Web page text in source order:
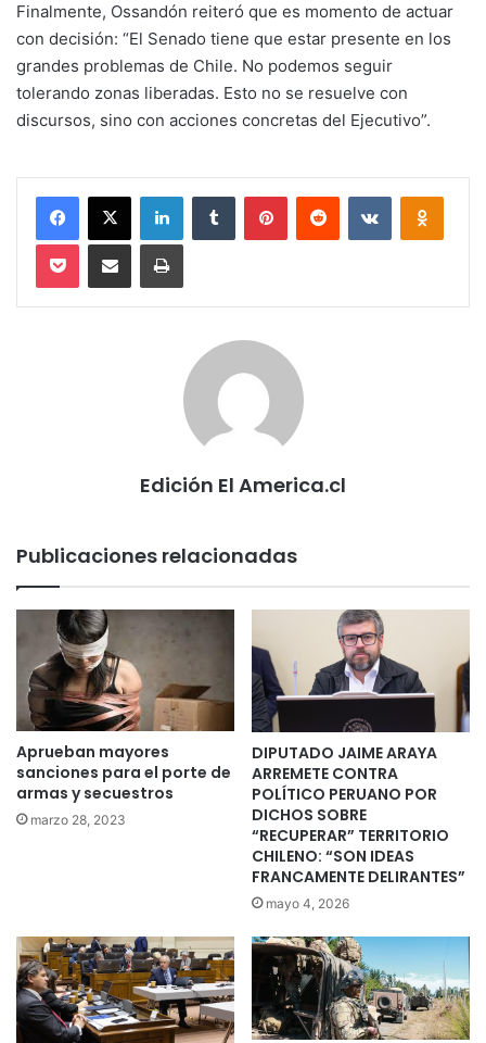
Finalmente, Ossandón reiteró que es momento de actuar
con decisión: “El Senado tiene que estar presente en los
grandes problemas de Chile. No podemos seguir
tolerando zonas liberadas. Esto no se resuelve con
discursos, sino con acciones concretas del Ejecutivo”.
Facebook
X LinkedInTumblr PinterestReddit VKontakte
Pocket Compartir via email Imprimir
Edición El America.cl
Publicaciones relacionadas
Aprueban mayores
sanciones para el porte de
armas y secuestros
marzo 28, 2023
DIPUTADO JAIME ARAYA
ARREMETE CONTRA
POLÍTICO PERUANO POR
DICHOS SOBRE
“RECUPERAR” TERRITORIO
CHILENO: “SON IDEAS
FRANCAMENTE DELIRANTES”
mayo 4, 2026